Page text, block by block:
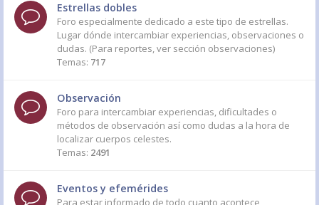
Estrellas dobles
Foro especialmente dedicado a este tipo de estrellas.
Lugar dónde intercambiar experiencias, observaciones o
dudas. (Para reportes, ver sección observaciones)
Temas: 717
Observación
Foro para intercambiar experiencias, dificultades o
métodos de observación así como dudas a la hora de
localizar cuerpos celestes.
Temas: 2491
Eventos y efemérides
Para estar informado de todo cuanto acontece,